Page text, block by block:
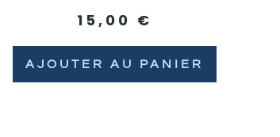
15,00 €
AJOUTER AU PANIER